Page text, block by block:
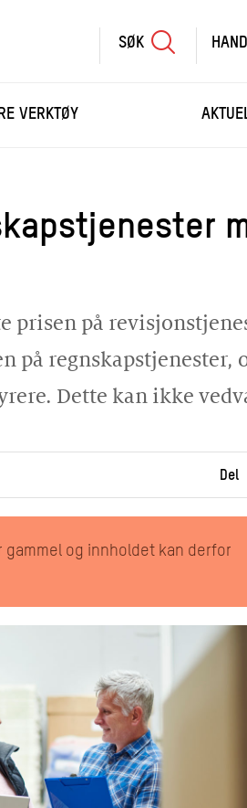
SØK
HANDLE FLERE KURS
VERKTØY
prisen på
på regnskapstjenester,
Dette kan ikke
Del
gammel og innholdet kan derfor